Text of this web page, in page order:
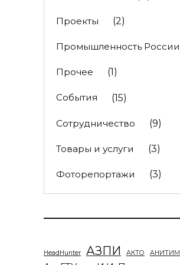
Проекты (2)
Промышленность России
Прочее (1)
События (15)
Сотрудничество (9)
Товары и услуги (3)
Фоторепортажи (3)
HeadHunter АЗПИ АКТО АНИТИМ